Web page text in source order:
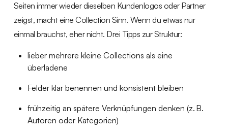
Seiten immer wieder dieselben Kundenlogos oder Partner
zeigst, macht eine Collection Sinn. Wenn du etwas nur
einmal brauchst, eher nicht. Drei Tipps zur Struktur:
lieber mehrere kleine Collections als eine
überladene
Felder klar benennen und konsistent bleiben
frühzeitig an spätere Verknüpfungen denken (z. B.
Autoren oder Kategorien)